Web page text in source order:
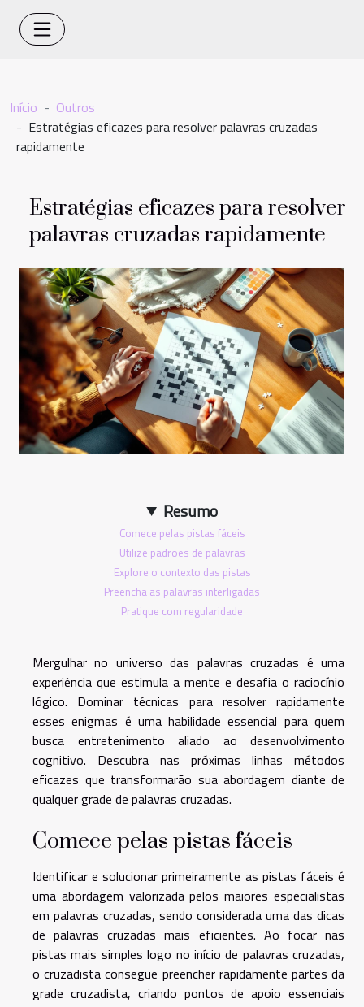
Início
Outros
Estratégias eficazes para resolver palavras cruzadas
rapidamente
Estratégias eficazes para resolver
palavras cruzadas rapidamente
Resumo
Comece pelas pistas fáceis
Utilize padrões de palavras
Explore o contexto das pistas
Preencha as palavras interligadas
Pratique com regularidade
Mergulhar no universo das palavras cruzadas é uma
experiência que estimula a mente e desafia o raciocínio
lógico. Dominar técnicas para resolver rapidamente
esses enigmas é uma habilidade essencial para quem
busca entretenimento aliado ao desenvolvimento
cognitivo. Descubra nas próximas linhas métodos
eficazes que transformarão sua abordagem diante de
qualquer grade de palavras cruzadas.
Comece pelas pistas fáceis
Identificar e solucionar primeiramente as pistas fáceis é
uma abordagem valorizada pelos maiores especialistas
em palavras cruzadas, sendo considerada uma das dicas
de palavras cruzadas mais eficientes. Ao focar nas
pistas mais simples logo no início de palavras cruzadas,
o cruzadista consegue preencher rapidamente partes da
grade cruzadista, criando pontos de apoio essenciais